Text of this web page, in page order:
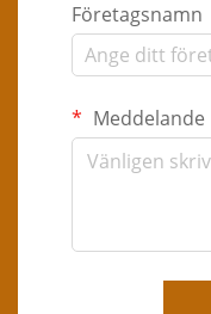
Företagsnamn
Meddelande